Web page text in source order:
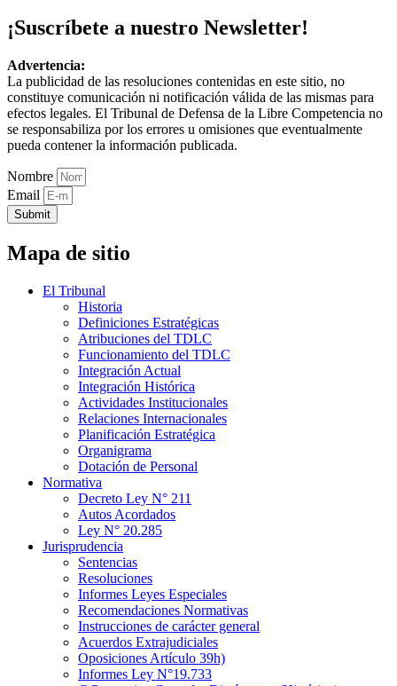
¡Suscríbete a nuestro Newsletter!
Advertencia:
La publicidad de las resoluciones contenidas en este sitio, no
constituye comunicación ni notificación válida de las mismas para
efectos legales. El Tribunal de Defensa de la Libre Competencia no
se responsabiliza por los errores u omisiones que eventualmente
pueda contener la información publicada.
Nombre
Email
Submit
Mapa de sitio
El Tribunal
Historia
Definiciones Estratégicas
Atribuciones del TDLC
Funcionamiento del TDLC
Integración Actual
Integración Histórica
Actividades Institucionales
Relaciones Internacionales
Planificación Estratégica
Organigrama
Dotación de Personal
Normativa
Decreto Ley N° 211
Autos Acordados
Ley N° 20.285
Jurisprudencia
Sentencias
Resoluciones
Informes Leyes Especiales
Recomendaciones Normativas
Instrucciones de carácter general
Acuerdos Extrajudiciales
Oposiciones Artículo 39h)
Informes Ley N°19.733